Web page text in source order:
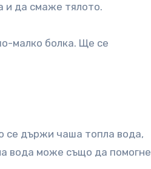
и да смаже тялото.
малко болка. Ще се
се държи чаша топла вода,
вода може също да помогне